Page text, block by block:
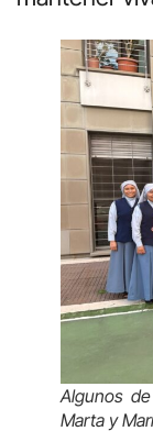
Algunos
Marta y